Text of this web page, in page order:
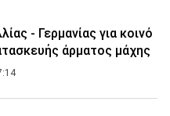
- Γερμανίας για κοινό
άρματος μάχης